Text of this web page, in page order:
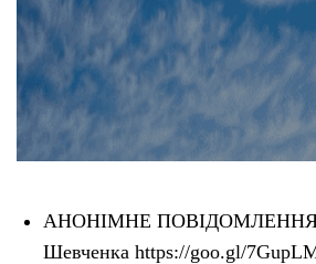
АНОНІМНЕ ПОВІДОМЛЕННЯ:
Шевченка https://goo.gl/